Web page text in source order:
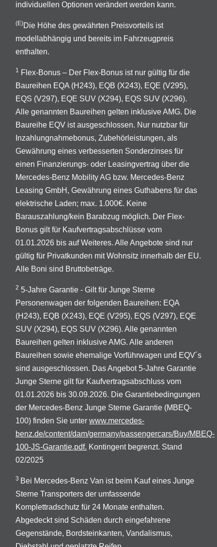
individuellen Optionen verändert werden kann.
(E)Die Höhe des gewährten Preisvorteils ist
modellabhängig und bereits im Fahrzeugpreis
enthalten.
1 Flex-Bonus – Der Flex-Bonus ist nur gültig für die
Baureihen EQA (H243), EQB (X243), EQE (V295),
EQS (V297), EQE SUV (X294), EQS SUV (X296).
Alle genannten Baureihen gelten inklusive AMG. Die
Baureihe EQV ist ausgeschlossen. Nur nutzbar für
Inzahlungnahmebonus, Zubehörleistungen, als
Gewährung eines verbesserten Sonderzinses für
einen Finanzierungs- oder Leasingvertrag über die
Mercedes-Benz Mobility AG bzw. Mercedes-Benz
Leasing GmbH, Gewährung eines Guthabens für das
elektrische Laden; max. 1.000€. Keine
Barauszahlung/kein Barabzug möglich. Der Flex-
Bonus gilt für Kaufvertragsabschlüsse vom
01.01.2026 bis auf Weiteres. Alle Angebote sind nur
gültig für Privatkunden mit Wohnsitz innerhalb der EU.
Alle Boni sind Bruttobeträge.
2 5-Jahre Garantie - Gilt für Junge Sterne
Personenwagen der folgenden Baureihen: EQA
(H243), EQB (X243), EQE (V295), EQS (V297), EQE
SUV (X294), EQS SUV (X296). Alle genannten
Baureihen gelten inklusive AMG. Alle anderen
Baureihen sowie ehemalige Vorführwagen und EQV´s
sind ausgeschlossen. Das Angebot 5-Jahre Garantie
Junge Sterne gilt für Kaufvertragsabschluss vom
01.01.2026 bis 30.09.2026. Die Garantiebedingungen
der Mercedes-Benz Junge Sterne Garantie (MBEQ-
100) finden Sie unter www.mercedes-
benz.de/content/dam/germany/passengercars/Buy/MBEQ-
100-JS-Garantie.pdf. Kontingent begrenzt. Stand
02/2025
3 Bei Mercedes-Benz Van ist beim Kauf eines Junge
Sterne Transporters der umfassende
Komplettradschutz für 24 Monate enthalten.
Abgedeckt sind Schäden durch eingefahrene
Gegenstände, Bordsteinkanten, Vandalismus,